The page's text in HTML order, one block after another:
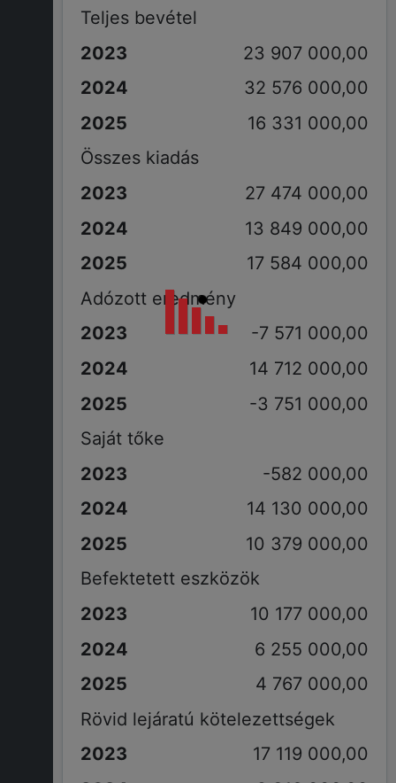
Teljes bevétel
23 907 000,00
32 576 000,00
16 331 000,00
Összes kiadás
27 474 000,00
13 849 000,00
17 584 000,00
Adózott eredmény
-7 571 000,00
14 712 000,00
-3 751 000,00
Saját tőke
-582 000,00
14 130 000,00
10 379 000,00
Befektetett eszközök
10 177 000,00
6 255 000,00
4 767 000,00
Rövid lejáratú kötelezettségek
17 119 000,00